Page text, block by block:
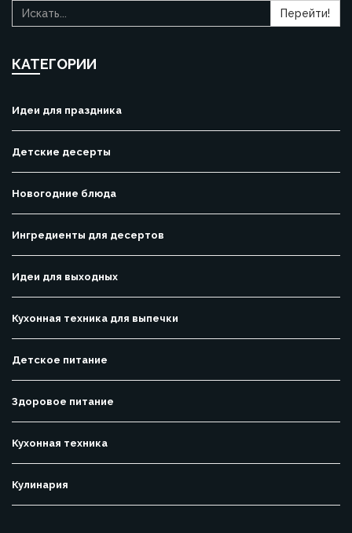
Перейти!
КАТЕГОРИИ
Идеи для праздника
Детские десерты
Новогодние блюда
Ингредиенты для десертов
Идеи для выходных
Кухонная техника для выпечки
Детское питание
Здоровое питание
Кухонная техника
Кулинария